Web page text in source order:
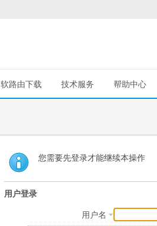
软路由下载 技术服务 帮助中心
您需要先登录才能继续本操作
用户登录
用户名